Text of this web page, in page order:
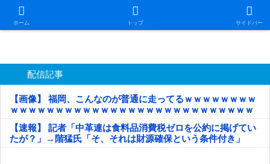
ホーム トップ サイドバー
日本第一！ニュース録
配信記事
【画像】 福岡、こんなのが普通に走ってるｗｗｗｗｗｗｗｗ
ｗｗｗｗｗｗｗｗｗｗｗｗｗｗｗｗｗｗｗｗｗｗｗｗｗｗｗ
ｗｗｗｗｗ
【速報】 記者「中革連は食料品消費税ゼロを公約に掲げてい
たが？」→階猛氏「そ、それは財源確保という条件付き」